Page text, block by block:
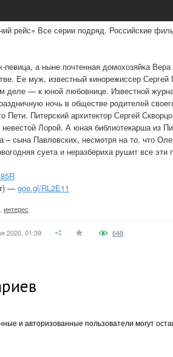
рейс» Все серии подряд. Российские
а ныне почтенная домохозяйка
Ее муж, известный кинорежиссер
деле — к юной любовнице. Известной
ночь в обществе родителей
Пети. Питерский архитектор Сергей
невестой Лорой. А юная библиотекарша из
– сына Павловских, несмотря на то, что
суета и неразбериха рушит все
— goo.gl/RL2E11
интерес
2020, 01:39 648
и авторизованные пользователи могут